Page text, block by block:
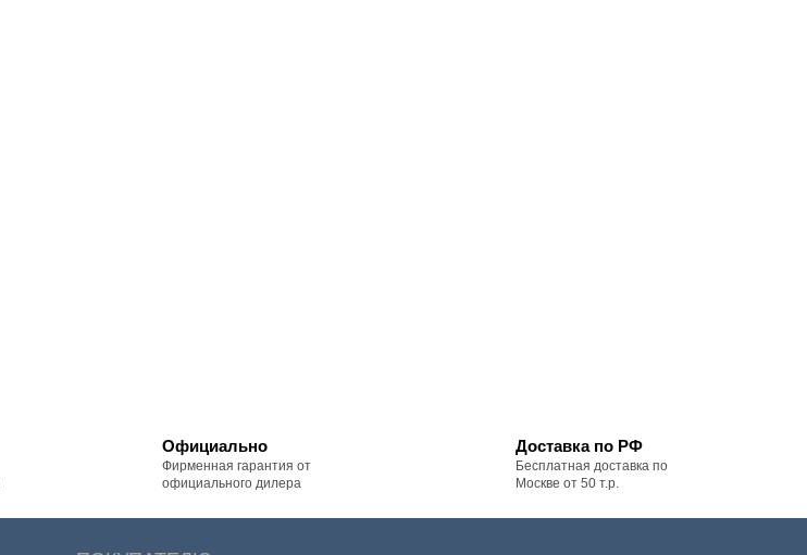
Официально
Фирменная гарантия от
официального дилера
Доставка по РФ
Бесплатная доставка по
Москве от 50 т.р.